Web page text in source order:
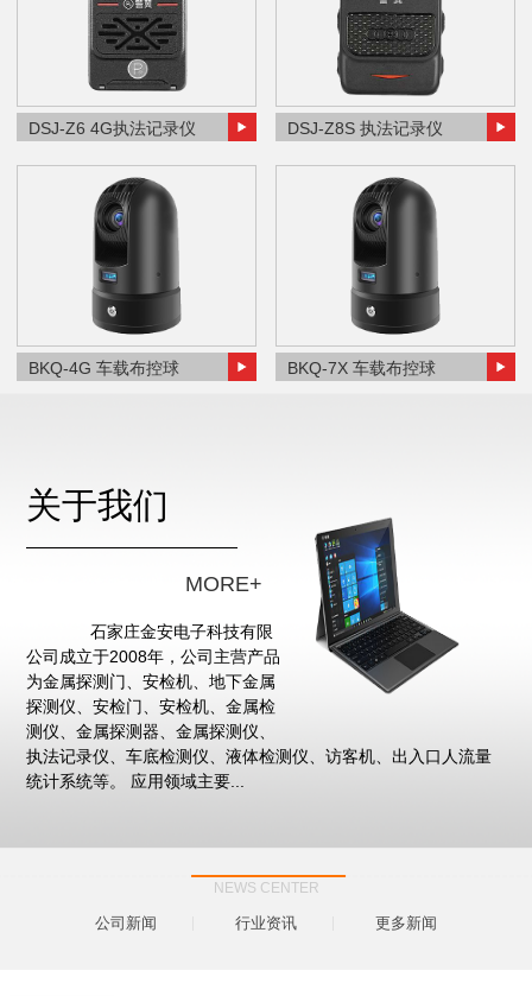
DSJ-Z6 4G执法记录仪 DSJ-Z8S 执法记录仪
BKQ-4G 车载布控球 BKQ-7X 车载布控球
关于我们
MORE+
石家庄金安电子科技有限
公司成立于2008年，公司主营产品
为金属探测门、安检机、地下金属
探测仪、安检门、安检机、金属检
测仪、金属探测器、金属探测仪、
执法记录仪、车底检测仪、液体检测仪、访客机、出入口人流量
统计系统等。 应用领域主要...
NEWS CENTER
公司新闻 行业资讯 更多新闻